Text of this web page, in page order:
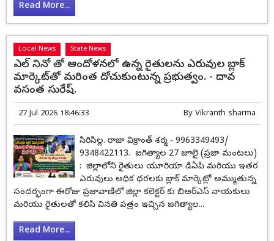
Read More...
Local News State News
ఎల్ నినో తో ఆందోళనలో ఉన్న రైతులను ఎరువుల బ్లాక్
మార్కెట్‌తో మరింత దోచుకుంటున్న ప్రభుత్వం. - దావ
వసంత సురేష్.
27 Jul 2026 18:46:33 By Vikranth sharma
సిరిసిల్ల. రాజా విక్రాంత్ శర్మ - 9963349493/
9348422113. జగిత్యాల 27 జూలై (ప్రజా మంటలు)
: జిల్లాలోని రైతులు యూరియా డిఏపి మరియు ఇతర
ఎరువులు అధిక ధరలకు బ్లాక్ మార్కెట్లో అమ్ముతున్న
సందర్భంగా ఈరోజు ప్రజావాణిలో జిల్లా కలెక్టర్ కు బిఆర్ఎస్ నాయకులు
మరియు రైతులతో కలిసి వినతి పత్రం ఇచ్చిన జగిత్యాల...
Read More...